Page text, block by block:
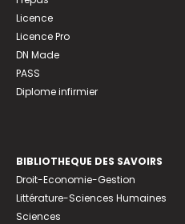
Licence
Licence Pro
DN Made
PASS
Diplome infirmier
BIBLIOTHEQUE DES SAVOIRS
Droit-Economie-Gestion
Littérature-Sciences Humaines
Sciences